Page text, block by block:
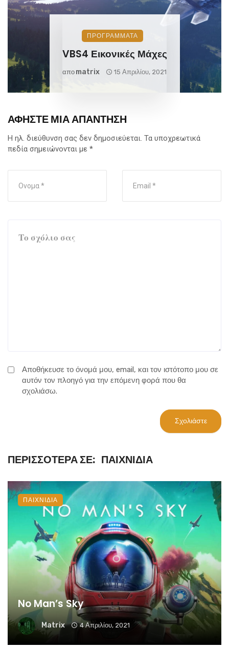
ΠΡΟΓΡΑΜΜΑΤΑ
VBS4 Εικονικές Μάχες
απο Matrix 15 Απριλίου, 2021
ΑΦΉΣΤΕ ΜΙΑ ΑΠΆΝΤΗΣΗ
Η ηλ. διεύθυνση σας δεν δημοσιεύεται. Τα υποχρεωτικά
πεδία σημειώνονται με *
Αποθήκευσε το όνομά μου, email, και τον ιστότοπο μου σε
αυτόν τον πλοηγό για την επόμενη φορά που θα
σχολιάσω.
ΠΕΡΙΣΣΌΤΕΡΑ ΣΕ: ΠΑΙΧΝΊΔΙΑ
No Man’s Sky
Matrix 4 Απριλίου, 2021
ΠΑΙΧΝΊΔΙΑ